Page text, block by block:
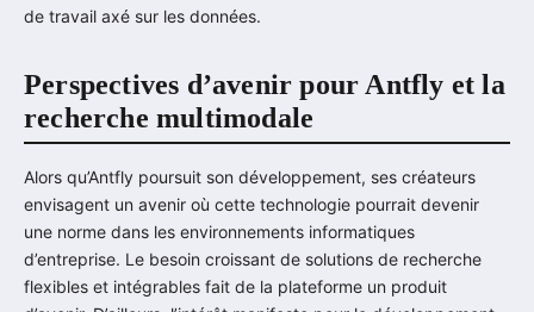
de travail axé sur les données.
Perspectives d’avenir pour Antfly et la
recherche multimodale
Alors qu’Antfly poursuit son développement, ses créateurs
envisagent un avenir où cette technologie pourrait devenir
une norme dans les environnements informatiques
d’entreprise. Le besoin croissant de solutions de recherche
flexibles et intégrables fait de la plateforme un produit